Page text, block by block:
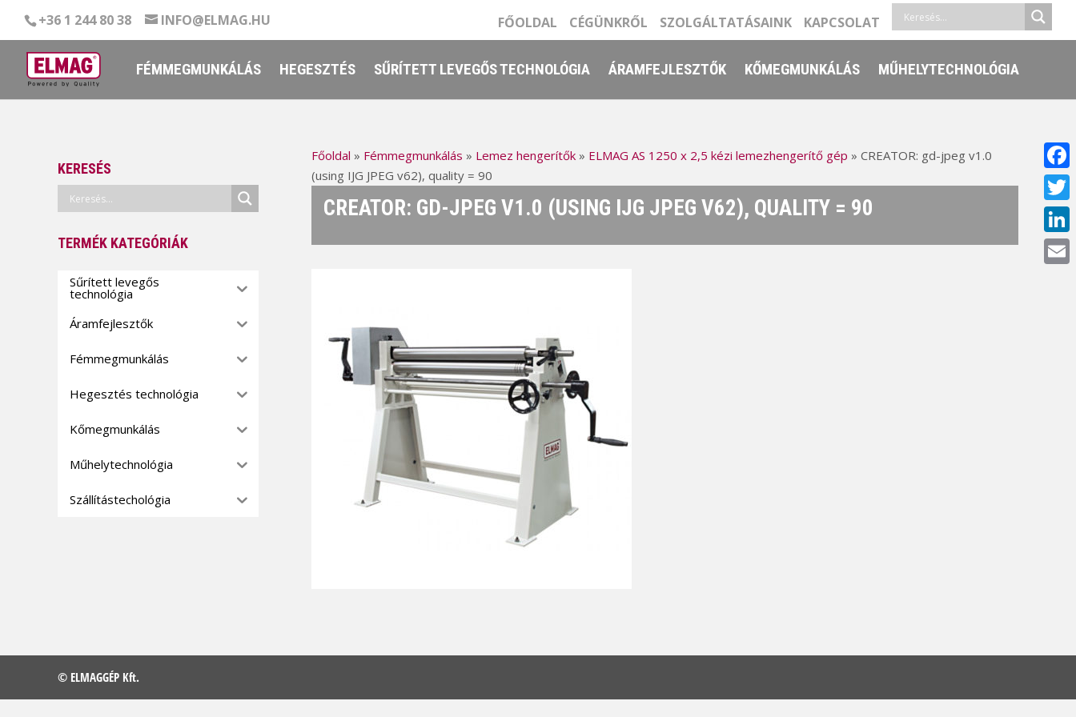
+36 1 244 80 38 INFO@ELMAG.HU FŐOLDAL CÉGÜNKRŐL SZOLGÁLTATÁSAINK KAPCSOLAT
FÉMMEGMUNKÁLÁS HEGESZTÉS SŰRÍTETT LEVEGŐS TECHNOLÓGIA ÁRAMFEJLESZTŐK KŐMEGMUNKÁLÁS MŰHELYTECHNOLÓGIA
Főoldal » Fémmegmunkálás » Lemez hengerítők» ELMAG AS 1250 x 2,5 kézi lemezhengerítő gép » CREATOR: gd-jpeg v1.0
(using IJG JPEG v62), quality = 90
CREATOR: GD-JPEG V1.0 (USING IJG JPEG V62), QUALITY = 90
KERESÉS
TERMÉK KATEGÓRIÁK
Sűrített levegős
technológia
Áramfejlesztők
Fémmegmunkálás
Hegesztés technológia
Kőmegmunkálás
Műhelytechnológia
Szállítástechológia
© ELMAGGÉP Kft.